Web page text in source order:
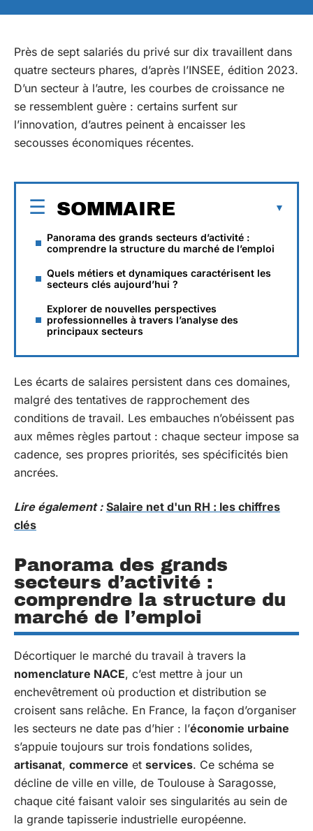
Près de sept salariés du privé sur dix travaillent dans
quatre secteurs phares, d’après l’INSEE, édition 2023.
D’un secteur à l’autre, les courbes de croissance ne
se ressemblent guère : certains surfent sur
l’innovation, d’autres peinent à encaisser les
secousses économiques récentes.
SOMMAIRE
Panorama des grands secteurs d’activité :
comprendre la structure du marché de l’emploi
Quels métiers et dynamiques caractérisent les
secteurs clés aujourd’hui ?
Explorer de nouvelles perspectives
professionnelles à travers l’analyse des
principaux secteurs
Les écarts de salaires persistent dans ces domaines,
malgré des tentatives de rapprochement des
conditions de travail. Les embauches n’obéissent pas
aux mêmes règles partout : chaque secteur impose sa
cadence, ses propres priorités, ses spécificités bien
ancrées.
Lire également : Salaire net d'un RH : les chiffres
clés
Panorama des grands
secteurs d’activité :
comprendre la structure du
marché de l’emploi
Décortiquer le marché du travail à travers la
nomenclature NACE, c’est mettre à jour un
enchevêtrement où production et distribution se
croisent sans relâche. En France, la façon d’organiser
les secteurs ne date pas d’hier : l’économie urbaine
s’appuie toujours sur trois fondations solides,
artisanat, commerce et services. Ce schéma se
décline de ville en ville, de Toulouse à Saragosse,
chaque cité faisant valoir ses singularités au sein de
la grande tapisserie industrielle européenne.